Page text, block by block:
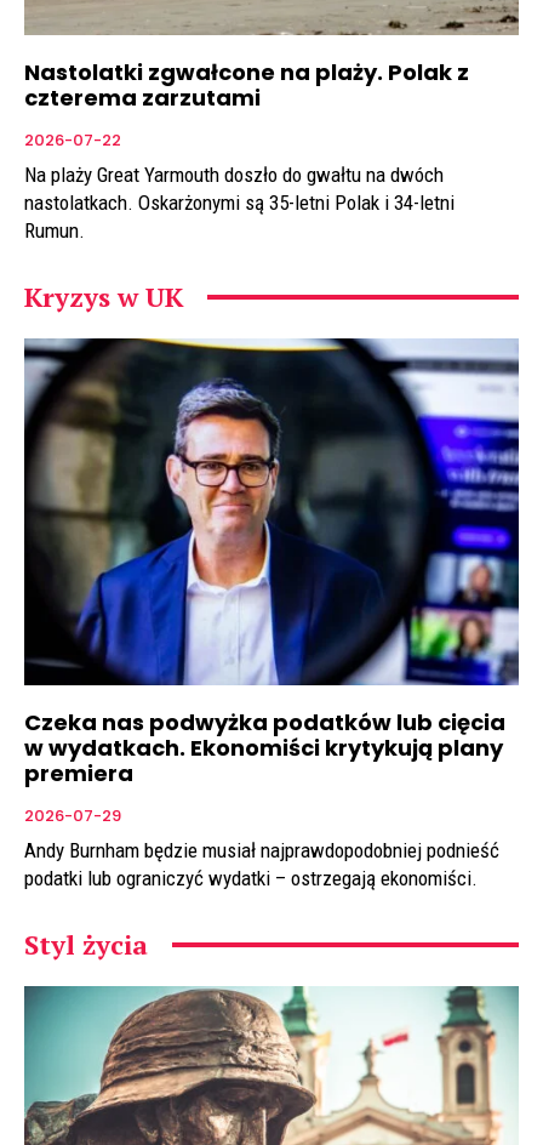
Nastolatki zgwałcone na plaży. Polak z
czterema zarzutami
2026-07-22
Na plaży Great Yarmouth doszło do gwałtu na dwóch
nastolatkach. Oskarżonymi są 35-letni Polak i 34-letni
Rumun.
Kryzys w UK
Czeka nas podwyżka podatków lub cięcia
w wydatkach. Ekonomiści krytykują plany
premiera
2026-07-29
Andy Burnham będzie musiał najprawdopodobniej podnieść
podatki lub ograniczyć wydatki – ostrzegają ekonomiści.
Styl życia